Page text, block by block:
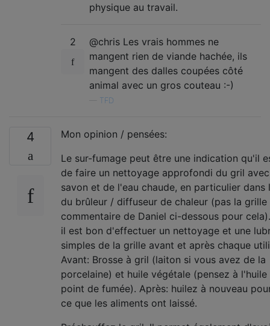
physique au travail.
2
@chris Les vrais hommes ne
mangent rien de viande hachée, ils
mangent des dalles coupées côté
animal avec un gros couteau :-)
TFD
4
Mon opinion / pensées:
Le sur-fumage peut être une indication qu'il
de faire un nettoyage approfondi du gril
savon et de l'eau chaude, en particulier dans
du brûleur / diffuseur de chaleur (pas la
commentaire de Daniel ci-dessous pour
il est bon d'effectuer un nettoyage et une
simples de la grille avant et après chaque
Avant: Brosse à gril (laiton si vous avez de la
porcelaine) et huile végétale (pensez à l'huile
point de fumée). Après: huilez à nouveau
ce que les aliments ont laissé.